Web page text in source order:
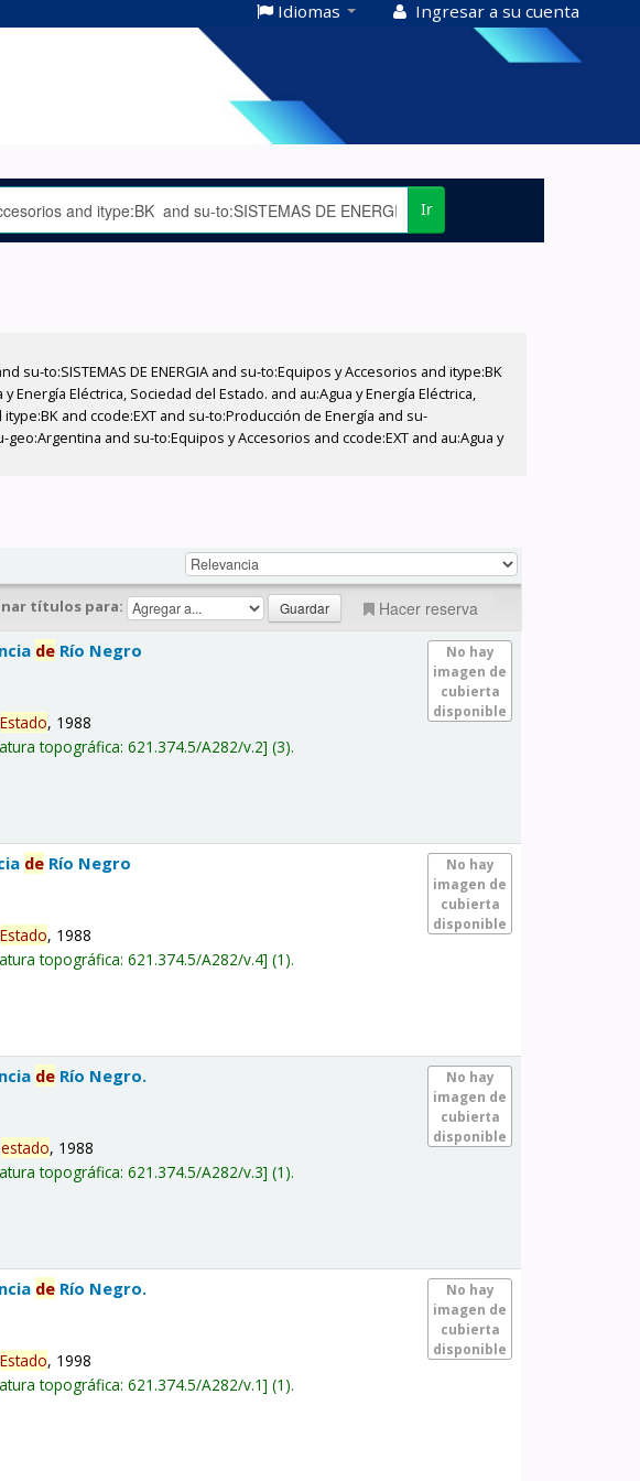
Idiomas Ingresar a su cuenta
Ir
to:SISTEMAS DE ENERGIA and su-to:Equipos y Accesorios and itype:BK
Eléctrica, Sociedad del Estado. and au:Agua y Energía Eléctrica,
and ccode:EXT and su-to:Producción de Energía and su-
and su-to:Equipos y Accesorios and ccode:EXT and au:Agua y
títulos para: Hacer reserva
No hay
imagen de
cubierta
disponible
de Río Negro
Estado, 1988
topográfica:621.374.5/A282/v.2 (3).
No hay
imagen de
cubierta
disponible
de Río Negro
Estado, 1988
topográfica:621.374.5/A282/v.4 (1).
No hay
imagen de
cubierta
disponible
de Río Negro.
estado, 1988
topográfica:621.374.5/A282/v.3 (1).
No hay
imagen de
cubierta
disponible
de Río Negro.
Estado, 1998
topográfica:621.374.5/A282/v.1 (1).